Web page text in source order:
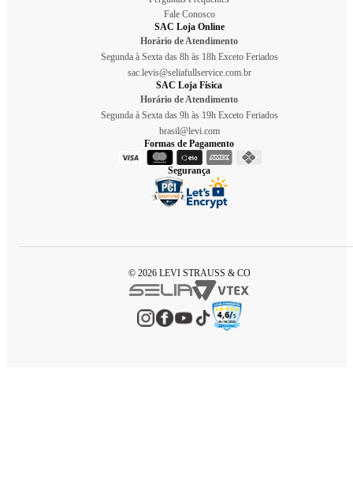
Fale Conosco
SAC Loja Online
Horário de Atendimento
Segunda à Sexta das 8h às 18h Exceto Feriados
sac.levis@seliafullservice.com.br
SAC Loja Física
Horário de Atendimento
Segunda à Sexta das 9h às 19h Exceto Feriados
brasil@levi.com
Formas de Pagamento
Segurança
© 2026 LEVI STRAUSS & CO